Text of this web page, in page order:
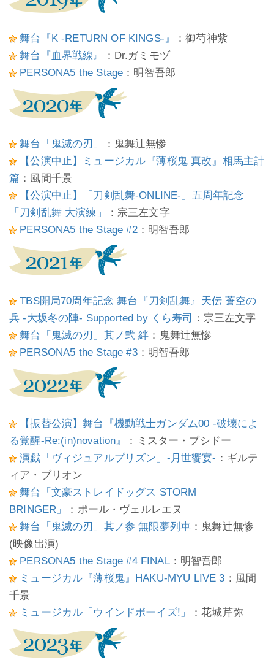
舞台『K -RETURN OF KINGS-』
：御芍神紫
舞台『血界戦線』
：Dr.ガミモヅ
PERSONA5 the Stage ：明智吾郎
舞台「鬼滅の刃」
：鬼舞辻無惨
【公演中止】ミュージカル『薄桜鬼 真改』相馬主計
篇 ：風間千景
【公演中止】「刀剣乱舞-ONLINE-」五周年記念
「刀剣乱舞 大演練」
：宗三左文字
PERSONA5 the Stage #2：明智吾郎
TBS開局70周年記念 舞台『刀剣乱舞』天伝 蒼空の
兵 -大坂冬の陣- Supported by くら寿司
：宗三左文字
舞台「鬼滅の刃」其ノ弐 絆 ：鬼舞辻無惨
PERSONA5 the Stage #3：明智吾郎
【振替公演】舞台『機動戦士ガンダム00 -破壊によ
る覚醒-Re:(in)novation』
：ミスター・ブシドー
演戯「ヴィジュアルプリズン」-月世饗宴- ：ギルテ
ィア・ブリオン
舞台「文豪ストレイドッグス STORM
BRINGER」
：ポール・ヴェルレエヌ
舞台「鬼滅の刃」其ノ参 無限夢列車 ：鬼舞辻無惨
(映像出演)
PERSONA5 the Stage #4 FINAL：明智吾郎
ミュージカル『薄桜鬼』HAKU-MYU LIVE 3 ：風間
千景
ミュージカル「ウインドボーイズ!」
：花城芹弥